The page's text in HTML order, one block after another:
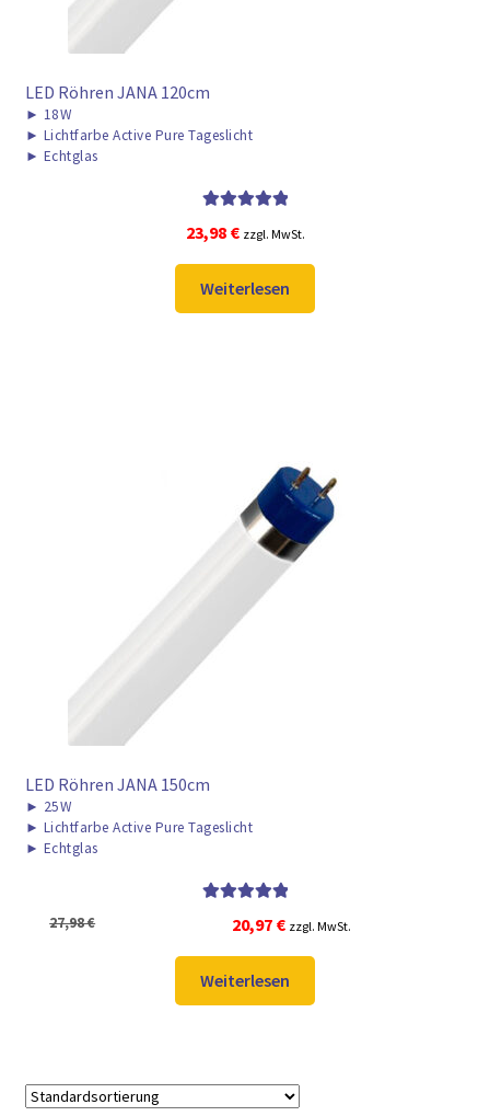
LED Röhren JANA 120cm
► 18W
► Lichtfarbe Active Pure Tageslicht
► Echtglas
von 5
23,98 € zzgl. MwSt.
Weiterlesen
LED Röhren JANA 150cm
► 25W
► Lichtfarbe Active Pure Tageslicht
► Echtglas
von 5
27,98€
Ursprünglicher
Preis
war:
27,98 €
20,97 €Aktueller
Preis
ist:
20,97 €.
zzgl. MwSt.
Weiterlesen